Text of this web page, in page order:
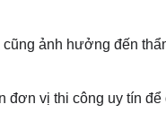
ảnh hưởng đến
vị thi công uy tín